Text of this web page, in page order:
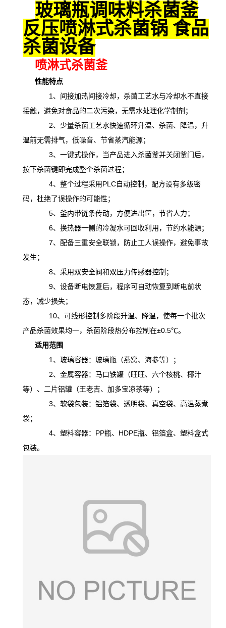
玻璃瓶调味料杀菌釜
反压喷淋式杀菌锅 食品
杀菌设备
喷淋式杀菌釜
性能特点
1、间接加热间接冷却，杀菌工艺水与冷却水不直接
接触，避免对食品的二次污染，无需水处理化学制剂；
2、少量杀菌工艺水快速循环升温、杀菌、降温，升
温前无需排气，低噪音、节省蒸汽能源；
3、一键式操作，当产品进入杀菌釜并关闭釜门后，
按下杀菌键即完成整个杀菌过程；
4、整个过程采用PLC自动控制，配方设有多级密
码，杜绝了误操作的可能性；
5、釜内带链条传动，方便进出筐，节省人力；
6、换热器一侧的冷凝水可回收利用，节约水能源；
7、配备三重安全联锁，防止工人误操作，避免事故
发生；
8、采用双安全阀和双压力传感器控制；
9、设备断电恢复后，程序可自动恢复到断电前状
态，减少损失；
10、可线形控制多阶段升温、降温， 使每一个批次
产品杀菌效果均一，杀菌阶段热分布控制在±0.5℃。
适用范围
1、玻璃容器：玻璃瓶（燕窝、海参等）；
2、金属容器：马口铁罐（旺旺、六个核桃、椰汁
等）、二片铝罐（王老吉、加多宝凉茶等）；
3、软袋包装：铝箔袋、透明袋、真空袋、高温蒸煮
袋；
4、塑料容器：PP瓶、HDPE瓶、铝箔盒、塑料盒式
包装。